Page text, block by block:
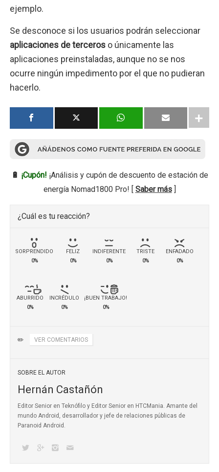
ejemplo.
Se desconoce si los usuarios podrán seleccionar
aplicaciones de terceros o únicamente las
aplicaciones preinstaladas, aunque no se nos
ocurre ningún impedimento por el que no pudieran
hacerlo.
🔋 ¡Cupón! ¡Análisis y cupón de descuento de estación de
energía Nomad1800 Pro! [ Saber más]
¿Cuál es tu reacción?
SORPRENDIDO
0%
FELIZ
0%
INDIFERENTE
0%
TRISTE
0%
ENFADADO
0%
ABURRIDO
0%
INCRÉDULO
0%
¡BUEN TRABAJO!
0%
✏️ VER COMENTARIOS
SOBRE EL AUTOR
Hernán Castañón
Editor Senior en Teknófilo y Editor Senior en HTCMania. Amante del
mundo Android, desarrollador y jefe de relaciones públicas de
Paranoid Android.